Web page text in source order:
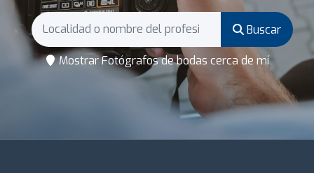
Buscar
Mostrar Fotógrafos de bodas cerca de mí